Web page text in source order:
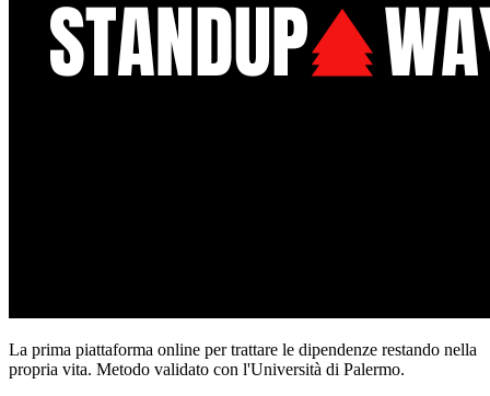
La prima piattaforma online per trattare le dipendenze restando nella
propria vita. Metodo validato con l'Università di Palermo.